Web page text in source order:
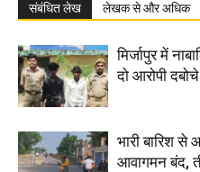
संबंधित लेख लेखक से और अधिक
मिर्जापुर में
दो आरोपी
भारी बारिश से
आवागमन बंद,